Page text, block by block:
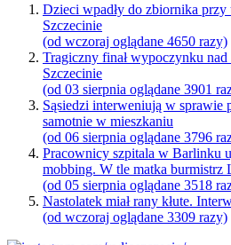
Dzieci wpadły do zbiornika
Szczecinie
(od wczoraj oglądane 4650 razy)
Tragiczny finał wypoczynku nad
Szczecinie
(od 03 sierpnia oglądane 3901
Sąsiedzi interweniują w sprawie
samotnie w mieszkaniu
(od 06 sierpnia oglądane 3796
Pracownicy szpitala w Barlinku
mobbing. W tle matka burmistrz
(od 05 sierpnia oglądane 3518
Nastolatek miał rany kłute.
(od wczoraj oglądane 3309 razy)